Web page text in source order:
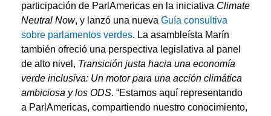
participación de ParlAmericas en la iniciativa Climate
Neutral Now, y lanzó una nueva Guía consultiva
sobre parlamentos verdes. La asambleísta Marín
también ofreció una perspectiva legislativa al panel
de alto nivel, Transición justa hacia una economía
verde inclusiva: Un motor para una acción climática
ambiciosa y los ODS. “Estamos aquí representando
a ParlAmericas, compartiendo nuestro conocimiento,